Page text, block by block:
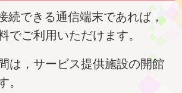
続できる通信端末であれば，
でご利用いただけます。
は，サービス提供施設の開館
。